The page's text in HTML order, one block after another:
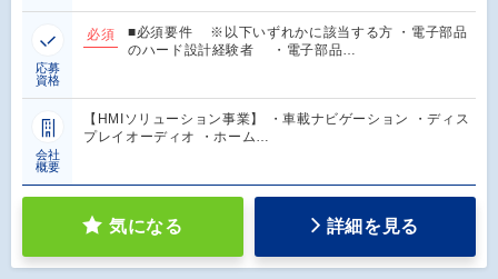
応募
資格
必須
■必須要件 ※以下いずれかに該当する方 ・電子部品
のハード設計経験者 ・電子部品…
会社
概要
【HMIソリューション事業】 ・車載ナビゲーション ・ディス
プレイオーディオ ・ホーム…
気になる 詳細を見る